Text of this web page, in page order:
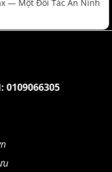
— Một Đối Tác An Ninh
0109066305